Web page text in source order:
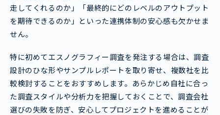
走してくれるのか」「最終的にどのレベルのアウトプット
を期待できるのか」といった連携体制の安心感も欠かせま
せん。
特に初めてエスノグラフィー調査を発注する場合は、調査
設計のひな形やサンプルレポートを取り寄せ、複数社を比
較検討することをおすすめします。あらかじめ自社に合っ
た調査スタイルや分析力を把握しておくことで、調査会社
選びの失敗を防ぎ、安心してプロジェクトを進めることが